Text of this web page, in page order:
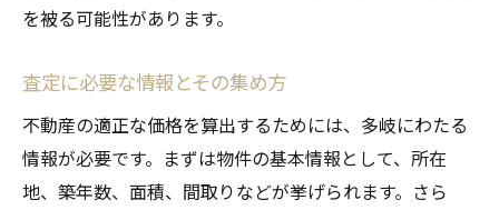
を被る可能性があります。
査定に必要な情報とその集め方
不動産の適正な価格を算出するためには、多岐にわたる
情報が必要です。まずは物件の基本情報として、所在
地、築年数、面積、間取りなどが挙げられます。さら